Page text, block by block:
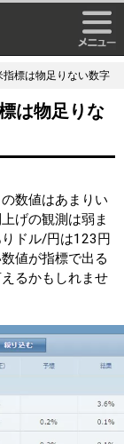
標は物足りない数字
は物足りな
数値はあまりい
げの観測は弱ま
ドル/円は123円
値が指標で出る
るかもしれませ